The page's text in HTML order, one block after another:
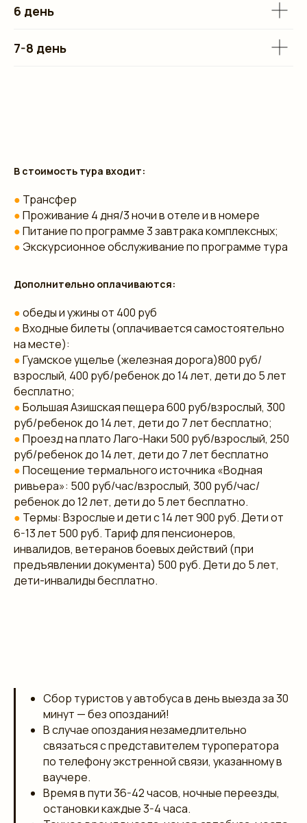
6 день
7-8 день
В стоимость тура входит:
● Трансфер
●Проживание 4 дня/3 ночи в отеле и в номере
●Питание по программе 3 завтрака комплексных;
● Экскурсионное обслуживание по программе тура
Дополнительно оплачиваются:
●обеды и ужины от 400 руб
●Входные билеты (оплачивается самостоятельно
на месте):
●Гуамское ущелье (железная дорога)800 руб/
взрослый, 400 руб/ребенок до 14 лет, дети до 5 лет
бесплатно;
●Большая Азишская пещера 600 руб/взрослый, 300
руб/ребенок до 14 лет, дети до 7 лет бесплатно;
●Проезд на плато Лаго-Наки 500 руб/взрослый, 250
руб/ребенок до 14 лет, дети до 7 лет бесплатно
●Посещение термального источника «Водная
ривьера»: 500 руб/час/взрослый, 300 руб/час/
ребенок до 12 лет, дети до 5 лет бесплатно.
● Термы: Взрослые и дети с 14 лет 900 руб. Дети от
6-13 лет 500 руб. Тариф для пенсионеров,
инвалидов, ветеранов боевых действий (при
предъявлении документа) 500 руб. Дети до 5 лет,
дети-инвалиды бесплатно.
Сбор туристов у автобуса в день выезда за 30
минут — без опозданий!
В случае опоздания незамедлительно
связаться с представителем туроператора
по телефону экстренной связи, указанному в
ваучере.
Время в пути 36-42 часов, ночные переезды,
остановки каждые 3-4 часа.